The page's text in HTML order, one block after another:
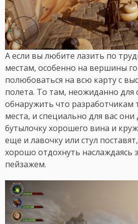
А если вы любите лазить по
местам, особенно на вершины
полюбоваться на всю карту с
полета. То там, неожиданно для
обнаружить что разработчикам
места, и специально для вас
бутылочку хорошего вина и
еще и лавочку или стул
хорошо отдохнуть наслаждаясь
пейзажем.